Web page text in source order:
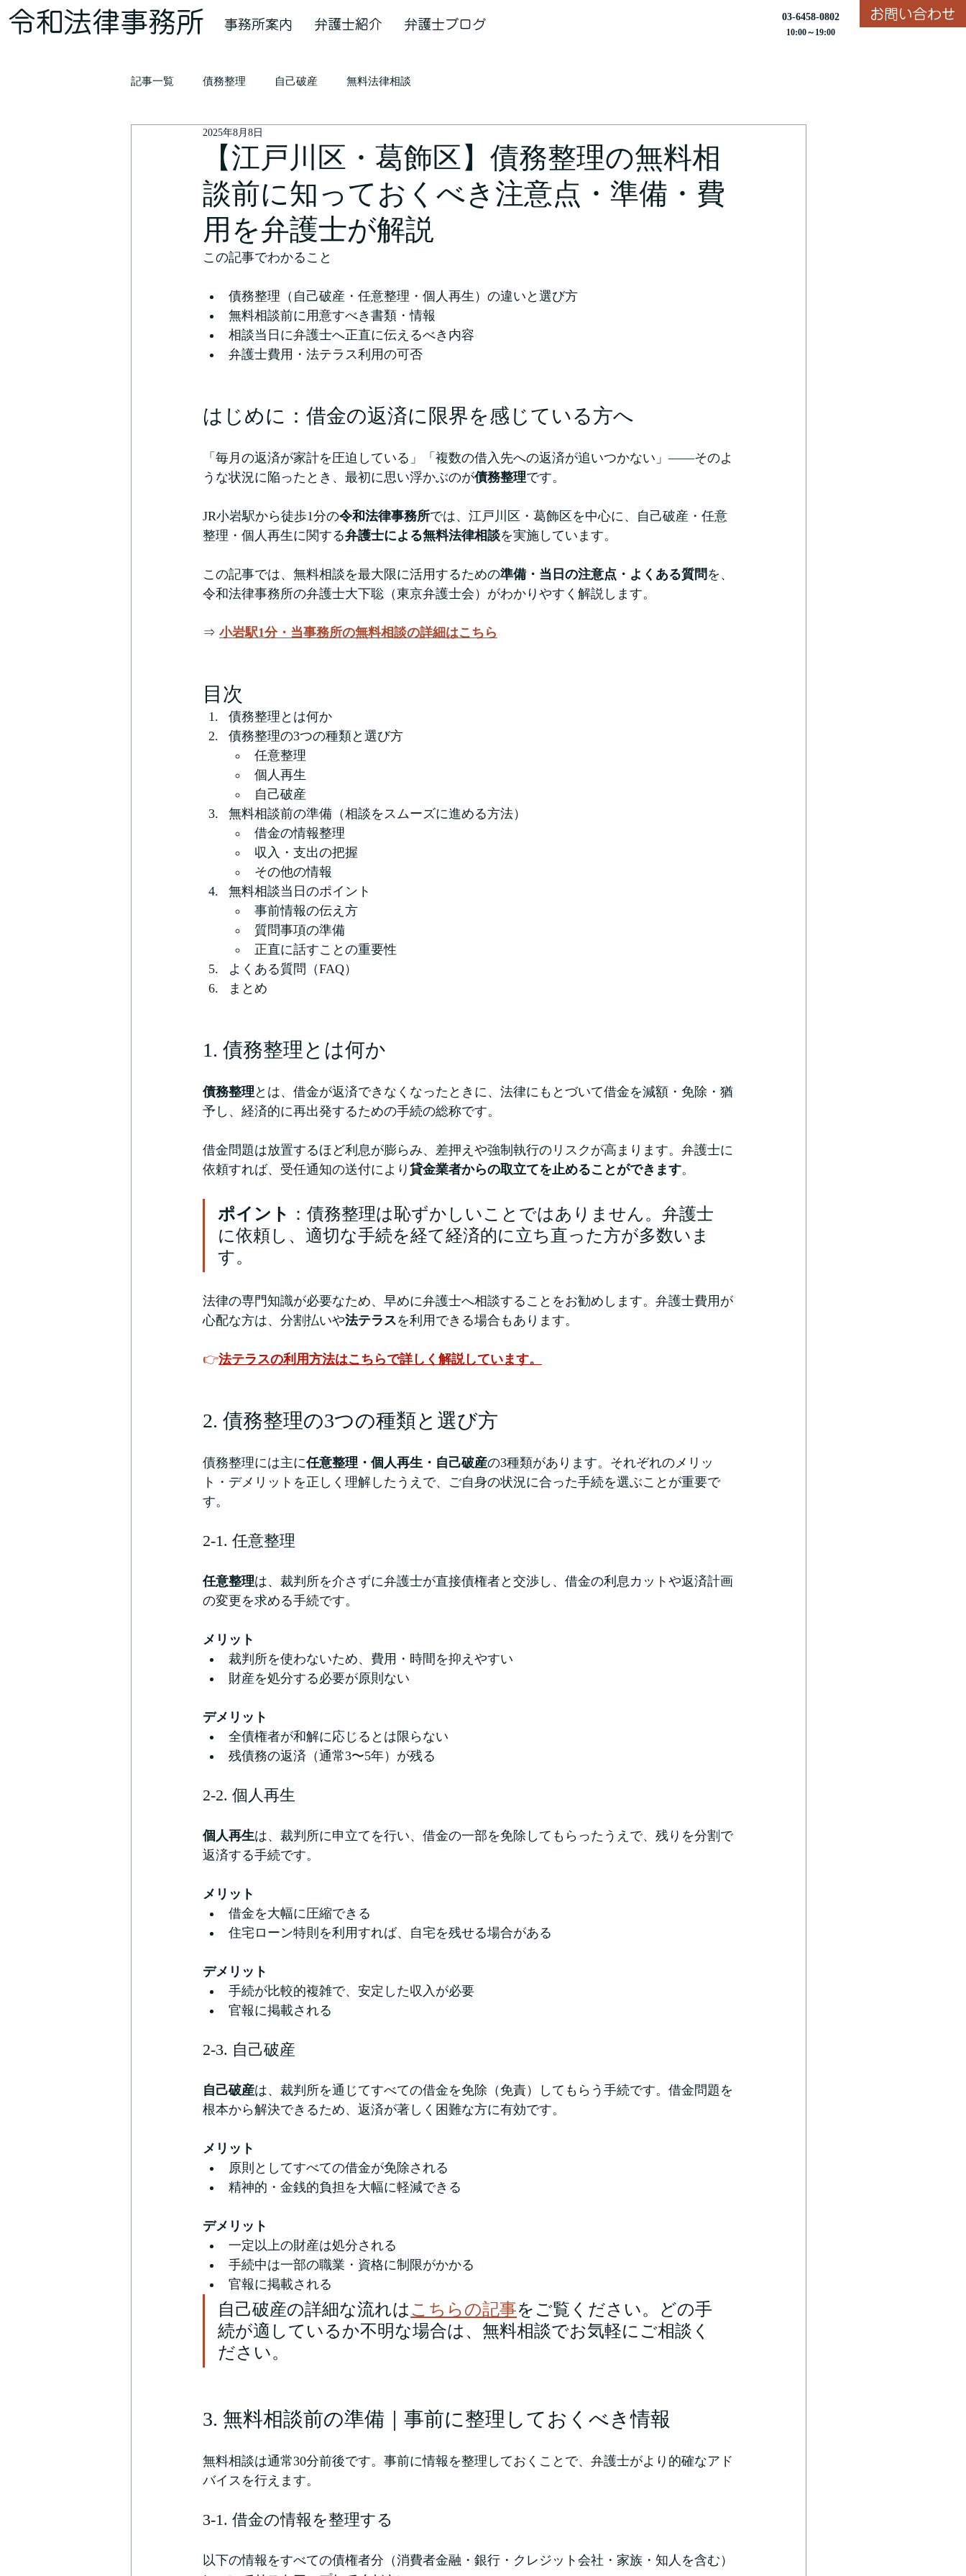
​令和法律事務所 事務所案内 弁護士紹介 弁護士ブログ
03-6458-0802
10:00～19:00
お問い合わせ
記事一覧 債務整理 自己破産 無料法律相談
【江戸川区・葛飾区】債務整理の無料相
談前に知っておくべき注意点・準備・費
用を弁護士が解説
2025年8月8日
この記事でわかること
債務整理（自己破産・任意整理・個人再生）の違いと選び方
無料相談前に用意すべき書類・情報
相談当日に弁護士へ正直に伝えるべき内容
弁護士費用・法テラス利用の可否
はじめに：借金の返済に限界を感じている方へ
「毎月の返済が家計を圧迫している」「複数の借入先への返済が追いつかない」——そのよ
うな状況に陥ったとき、最初に思い浮かぶのが債務整理です。
JR小岩駅から徒歩1分の令和法律事務所では、江戸川区・葛飾区を中心に、自己破産・任意
整理・個人再生に関する弁護士による無料法律相談を実施しています。
この記事では、無料相談を最大限に活用するための準備・当日の注意点・よくある質問 を、
令和法律事務所の弁護士大下聡（東京弁護士会）がわかりやすく解説します。
⇒ 小岩駅1分・当事務所の無料相談の詳細はこちら
目次
債務整理とは何か
債務整理の3つの種類と選び方
任意整理
個人再生
自己破産
無料相談前の準備（相談をスムーズに進める方法）
借金の情報整理
収入・支出の把握
その他の情報
無料相談当日のポイント
事前情報の伝え方
質問事項の準備
正直に話すことの重要性
よくある質問（FAQ）
まとめ
1. 債務整理とは何か
債務整理 とは、借金が返済できなくなったときに、法律にもとづいて借金を減額・免除・猶
予し、経済的に再出発するための手続の総称です。
借金問題は放置するほど利息が膨らみ、差押えや強制執行のリスクが高まります。弁護士に
依頼すれば、受任通知の送付により 貸金業者からの取立てを止めることができます。
ポイント ：債務整理は恥ずかしいことではありません。弁護士
に依頼し、適切な手続を経て経済的に立ち直った方が多数いま
す。
法律の専門知識が必要なため、早めに弁護士へ相談することをお勧めします。弁護士費用が
心配な方は、分割払いや法テラスを利用できる場合もあります。
👉法テラスの利用方法はこちらで詳しく解説しています。
2. 債務整理の3つの種類と選び方
債務整理には主に任意整理・個人再生・自己破産の3種類があります。それぞれのメリッ
ト・デメリットを正しく理解したうえで、ご自身の状況に合った手続を選ぶことが重要で
す。
2-1. 任意整理
任意整理は、裁判所を介さずに弁護士が直接債権者と交渉し、借金の利息カットや返済計画
の変更を求める手続です。
メリット
裁判所を使わないため、費用・時間を抑えやすい
財産を処分する必要が原則ない
デメリット
全債権者が和解に応じるとは限らない
残債務の返済（通常3〜5年）が残る
2-2. 個人再生
個人再生は、裁判所に申立てを行い、借金の一部を免除してもらったうえで、残りを分割で
返済する手続です。
メリット
借金を大幅に圧縮できる
住宅ローン特則を利用すれば、自宅を残せる場合がある
デメリット
手続が比較的複雑で、安定した収入が必要
官報に掲載される
2-3. 自己破産
自己破産は、裁判所を通じてすべての借金を免除（免責）してもらう手続です。借金問題を
根本から解決できるため、返済が著しく困難な方に有効です。
メリット
原則としてすべての借金が免除される
精神的・金銭的負担を大幅に軽減できる
デメリット
一定以上の財産は処分される
手続中は一部の職業・資格に制限がかかる
官報に掲載される
自己破産の詳細な流れは こちらの記事をご覧ください。どの手
続が適しているか不明な場合は、無料相談でお気軽にご相談く
ださい。
3. 無料相談前の準備｜事前に整理しておくべき情報
無料相談は通常30分前後です。事前に情報を整理しておくことで、弁護士がより的確なアド
バイスを行えます。
3-1. 借金の情報を整理する
以下の情報をすべての債権者分（消費者金融・銀行・クレジット会社・家族・知人を含む）